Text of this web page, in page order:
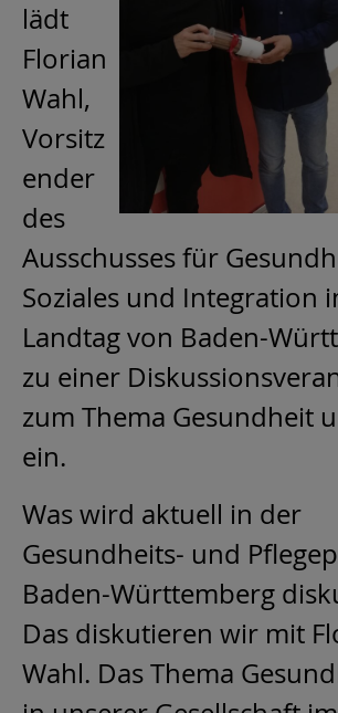
lädt
Florian
Wahl,
Vorsitz
ender
des
Ausschusses für
Soziales und Integration
Landtag von Baden-
zu einer
zum Thema Gesundheit
ein.
Was wird aktuell in der
Gesundheits- und
Baden-Württemberg
Das diskutieren wir mit
Wahl. Das Thema